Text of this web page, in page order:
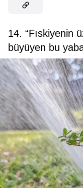
14. “Fıskiyenin
büyüyen bu